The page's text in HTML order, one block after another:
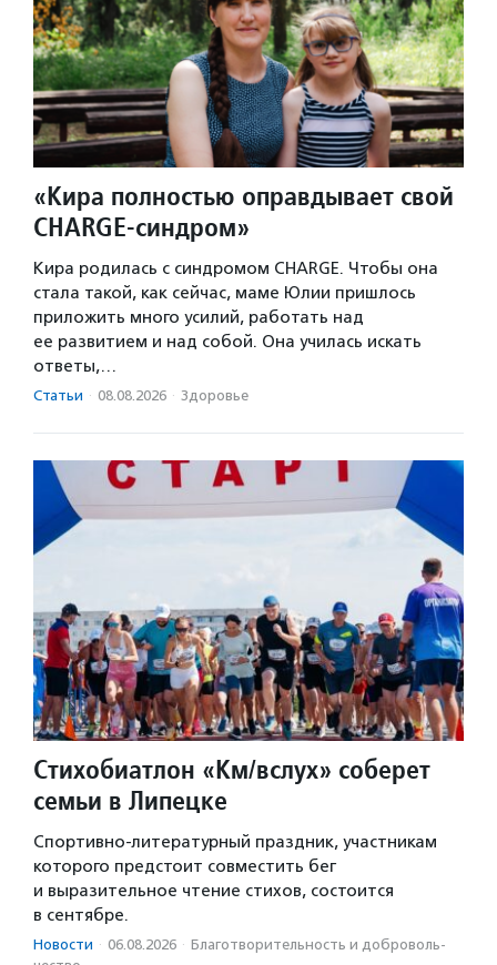
«Кира полностью оправдывает свой
CHARGE-синдром»
Кира родилась с синдромом CHARGE. Чтобы она
стала такой, как сейчас, маме Юлии пришлось
приложить много усилий, работать над
ее развитием и над собой. Она училась искать
ответы,…
Статьи · 08.08.2026 · Здоровье
Стихобиатлон «Км/вслух» соберет
семьи в Липецке
Спортивно-литературный праздник, участникам
которого предстоит совместить бег
и выразительное чтение стихов, состоится
в сентябре.
Новости · 06.08.2026 · Благотвори­тель­ность и доброволь­